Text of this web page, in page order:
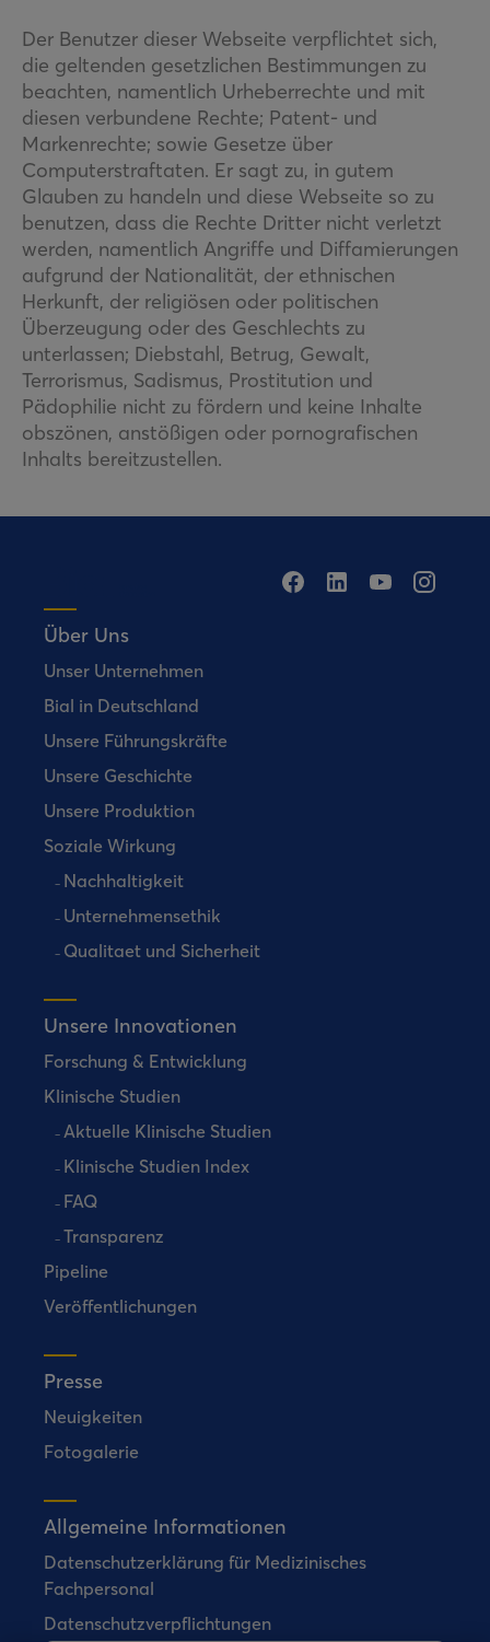
Der Benutzer dieser Webseite verpflichtet sich,
die geltenden gesetzlichen Bestimmungen zu
beachten, namentlich Urheberrechte und mit
diesen verbundene Rechte; Patent- und
Markenrechte; sowie Gesetze über
Computerstraftaten. Er sagt zu, in gutem
Glauben zu handeln und diese Webseite so zu
benutzen, dass die Rechte Dritter nicht verletzt
werden, namentlich Angriffe und Diffamierungen
aufgrund der Nationalität, der ethnischen
Herkunft, der religiösen oder politischen
Überzeugung oder des Geschlechts zu
unterlassen; Diebstahl, Betrug, Gewalt,
Terrorismus, Sadismus, Prostitution und
Pädophilie nicht zu fördern und keine Inhalte
obszönen, anstößigen oder pornografischen
Inhalts bereitzustellen.
Über Uns
Unser Unternehmen
Bial in Deutschland
Unsere Führungskräfte
Unsere Geschichte
Unsere Produktion
Soziale Wirkung
Nachhaltigkeit
Unternehmensethik
Qualitaet und Sicherheit
Unsere Innovationen
Forschung & Entwicklung
Klinische Studien
Aktuelle Klinische Studien
Klinische Studien Index
FAQ
Transparenz
Pipeline
Veröffentlichungen
Presse
Neuigkeiten
Fotogalerie
Allgemeine Informationen
Datenschutzerklärung für Medizinisches
Fachpersonal
Datenschutzverpflichtungen